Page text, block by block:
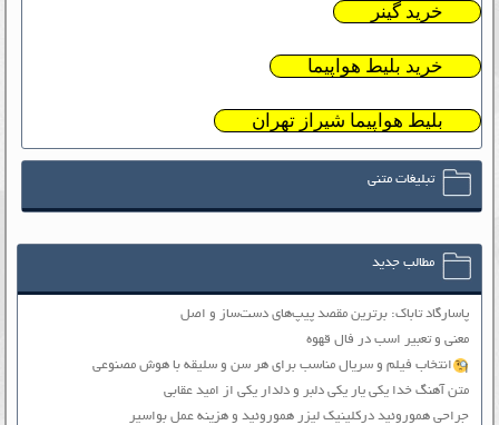
خرید گینر
خرید بلیط هواپیما
بلیط هواپیما شیراز تهران
تبلیغات متنی
مطالب جدید
پاسارگاد تاباک: برترین مقصد پیپ‌های دست‌ساز و اصل
معنی و تعبیر اسب در فال قهوه
انتخاب فیلم و سریال مناسب برای هر سن و سلیقه با هوش مصنوعی
متن آهنگ خدا یکی یار یکی دلبر و دلدار یکی از امید عقابی
جراحی هموروئید درکلینیک لیزر هموروئید و هزینه عمل بواسیر